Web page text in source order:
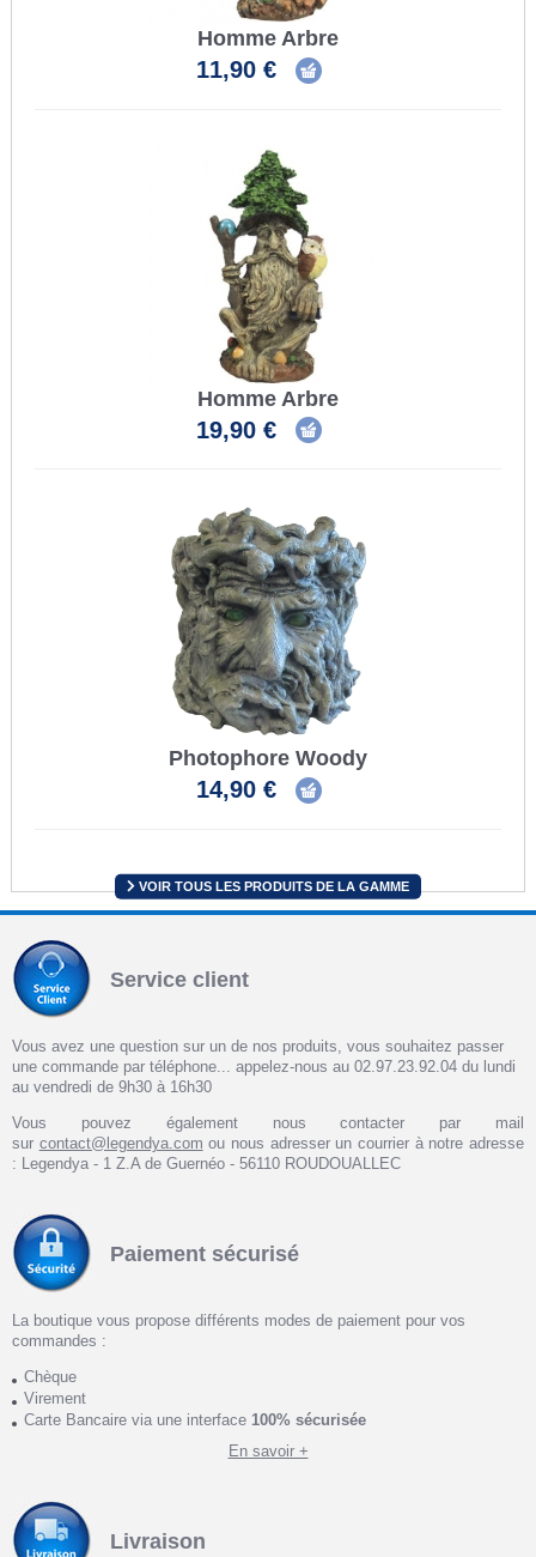
Homme Arbre
11,90 €
Homme Arbre
19,90 €
Photophore Woody
14,90 €
VOIR TOUS LES PRODUITS DE LA GAMME
Service client
Vous avez une question sur un de nos produits, vous souhaitez passer
une commande par téléphone... appelez-nous au 02.97.23.92.04 du lundi
au vendredi de 9h30 à 16h30
Vous pouvez également nous contacter par mail
sur contact@legendya.com ou nous adresser un courrier à notre adresse
: Legendya - 1 Z.A de Guernéo - 56110 ROUDOUALLEC
Paiement sécurisé
La boutique vous propose différents modes de paiement pour vos
commandes :
Chèque
Virement
Carte Bancaire via une interface 100% sécurisée
En savoir +
Livraison